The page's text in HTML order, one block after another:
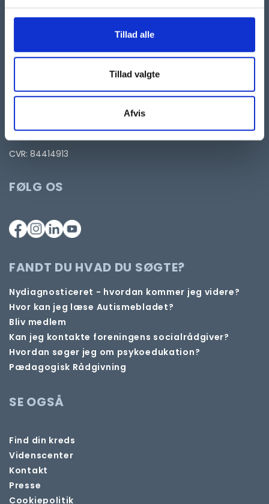
Tillad alle
Tillad valgte
Afvis
Taastrup Hovedgade 101, 2.
2630 Taastrup
kontor@autismeforening.dk
man-tors: 10-12 og 13-14.
Ønsker du kontakt til socialrådgiver, så klik her
CVR: 84414913
FØLG OS
FANDT DU HVAD DU SØGTE?
Nydiagnosticeret - hvordan kommer jeg videre?
Hvor kan jeg læse Autismebladet?
Bliv medlem
Kan jeg kontakte foreningens socialrådgiver?
Hvordan søger jeg om psykoedukation?
Pædagogisk Rådgivning
SE OGSÅ
Find din kreds
Videnscenter
Kontakt
Presse
Cookiepolitik